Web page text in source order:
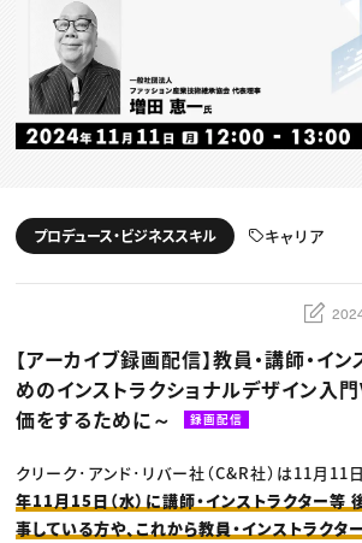
CREATIVE JOB求人検索
特集求人
採用説明会
転職支援サービス
CONTENTS
スキルアップしたい！
動画配信・映像制作
編集・ライティング
ディレクション
TOP Creator’s コラム トップ
Webクリエイター
ゲームクリエイター
クリエイターインタビュー
C＆R Magazine
セミナー
ニュース・トレンド トップ
Web
映像
ゲーム・エンタメ
広告
CREATIVE VILLAGEからのお知らせ
プロフェッショナル×つながる×メ
プロデュース・ビジネススキル キャリア
【アーカイブ録画配信】教員・講師・イ
めのインストラクショナルデザイン入
価をするために～
録画配信
クリーク･アンド･リバー社（C&R社）は11月11
年11月15日（水）に講師・インストラクター等
事している方や、これから教員・インストラクタ